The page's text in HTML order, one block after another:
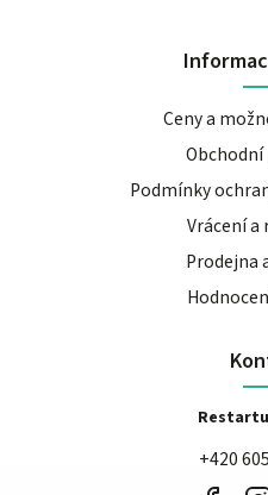
Ceny a
Podmínky
Vrácení a
Prodejna
+420